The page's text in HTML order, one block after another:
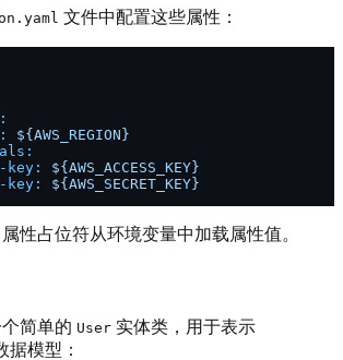
文件中配置这些属性：
${AWS_REGION}
key:
${AWS_ACCESS_KEY}
key:
${AWS_SECRET_KEY}
属性占位符从环境变量中加载属性值。
简单的 User 实体类，用于表示
据模型：